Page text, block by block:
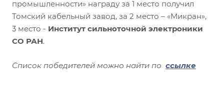
промышленности» награду за 1 место получил
Томский кабельный завод, за 2 место – «Микран»,
3 место - Институт сильноточной электроники
СО РАН.
Список победителей можно найти по ссылке